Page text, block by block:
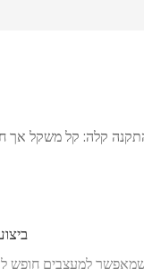
שמאפשר למעצבים חופש